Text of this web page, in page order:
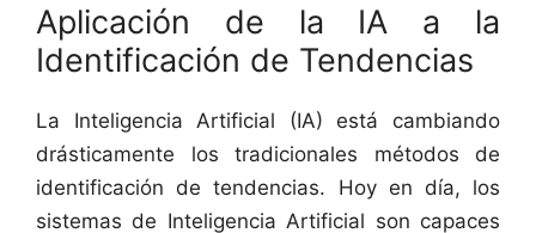
Aplicación de la IA a la
Identificación de Tendencias
La Inteligencia Artificial (IA) está cambiando
drásticamente los tradicionales métodos de
identificación de tendencias. Hoy en día, los
sistemas de Inteligencia Artificial son capaces